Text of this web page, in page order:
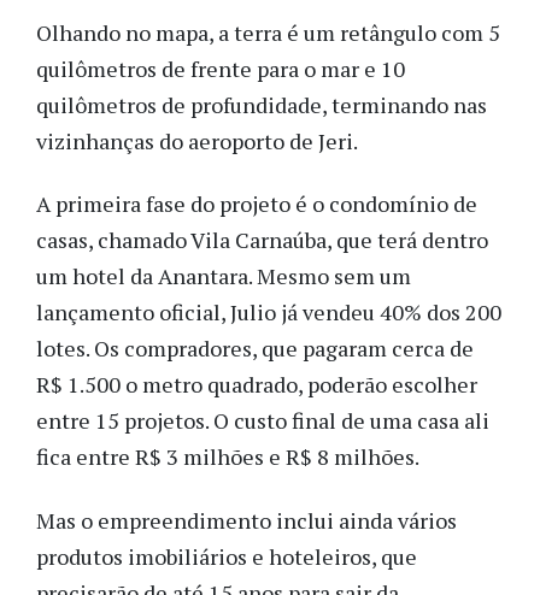
Olhando no mapa, a terra é um retângulo com 5
quilômetros de frente para o mar e 10
quilômetros de profundidade, terminando nas
vizinhanças do aeroporto de Jeri.
A primeira fase do projeto é o condomínio de
casas, chamado Vila Carnaúba, que terá dentro
um hotel da Anantara. Mesmo sem um
lançamento oficial, Julio já vendeu 40% dos 200
lotes. Os compradores, que pagaram cerca de
R$ 1.500 o metro quadrado, poderão escolher
entre 15 projetos. O custo final de uma casa ali
fica entre R$ 3 milhões e R$ 8 milhões.
Mas o empreendimento inclui ainda vários
produtos imobiliários e hoteleiros, que